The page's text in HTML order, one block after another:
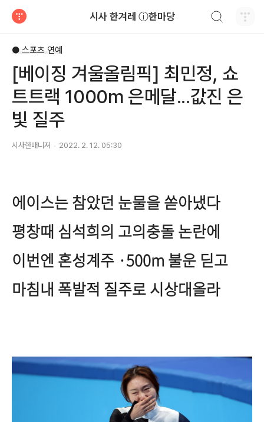
시사 한겨레 ⓘ한마당
● 스포츠 연예
[베이징 겨울올림픽] 최민정, 쇼
트트랙 1000m 은메달...값진 은
빛 질주
시사한매니져 2022. 2. 12. 05:30
에이스는 참았던 눈물을 쏟아냈다
평창때 심석희의 고의충돌 논란에
이번엔 혼성계주 ·500m 불운 딛고
마침내 폭발적 질주로 시상대올라